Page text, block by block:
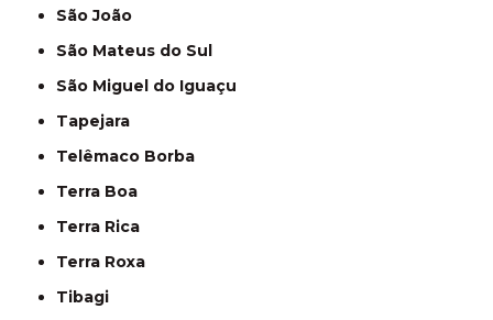
São João
São Mateus do Sul
São Miguel do Iguaçu
Tapejara
Telêmaco Borba
Terra Boa
Terra Rica
Terra Roxa
Tibagi